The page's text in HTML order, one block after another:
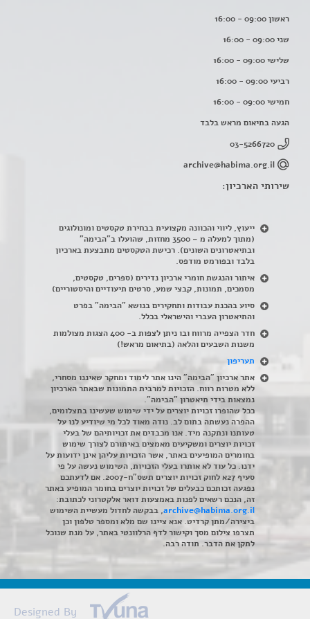
ראשון 09:00 - 16:00
שני 09:00 - 16:00
שלישי 09:00 - 16:00
רביעי 09:00 - 16:00
חמישי 09:00 - 16:00
הגעה בתיאום מראש בלבד
03-5266720
archive@habima.org.il
שירותי הארכיון:
ייעוץ, ליווי והכוונה מקצועית בבחירת טקסטים ומונולוגים
(מתוך למעלה מ – 3500 מחזות, שהועלו ב"הבימה"
ובתיאטרונים השונים). רכישת הטקסטים מתבצעת בארכיון
בלבד ובפורמט מודפס.
איתור והנגשת חומרי ארכיון נדירים (ספרים, טקסטים,
מסמכים, תמונות, קבצי שמע, סרטים תיעודיים והיסטוריים)
סיוע בהכנת עבודות ותחקירים בנושא "הבימה" בפרט
והתיאטרון העברי והישראלי בכלל.
חדר הצפייה מרווח ובו ניתן לצפות ב- 400 הצגות מצולמות
משנות השבעים והלאה (בתיאום מראש!)
תעריפון
אתר ארכיון "הבימה" הינו אתר לימוד ומחקר שאיננו מסחרי,
ללא מטרות רווח. הזכויות למרבית התמונות שבאתר הארכיון
נמצאות בידי תיאטרון "הבימה".
ככל שהופרו זכויות יוצרים על ידי שימוש שעשינו בתצלומים,
ההפרה נעשתה בתום לב. נודה מאוד לכל מי שיודיע לנו על
טעותנו ונתקנה מיד. אנו מכבדים את זכויותיהם של בעלי
זכויות יוצרים ומשקיעים מאמצים באיתורם לצורך שימוש
בחומרים המופיעים באתר, אשר הזכויות עליהן אינן ידועות על
ידנו. כל עוד לא אותרו בעלי הזכויות, השימוש נעשה על פי
סעיף 27א לחוק זכויות יוצרים תשס"ח-2007. אם לדעתכם
נפגעה זכותכם כבעלים של זכויות יוצרים בחומר המופיע באתר
זה, הנכם רשאים לפנות באמצעות דואר אלקטרוני לכתובת:
archive@habima.org.il, בבקשה לחדול מעשיית השימוש
ביצירה/מתן קרדיט. אנא ציינו שם מלא ומספר טלפון וכן
תצרפו צילום מסך וקישור לדף הרלוונטי באתר, על מנת שנוכל
לתקן את הדבר. תודה רבה.
Designed By